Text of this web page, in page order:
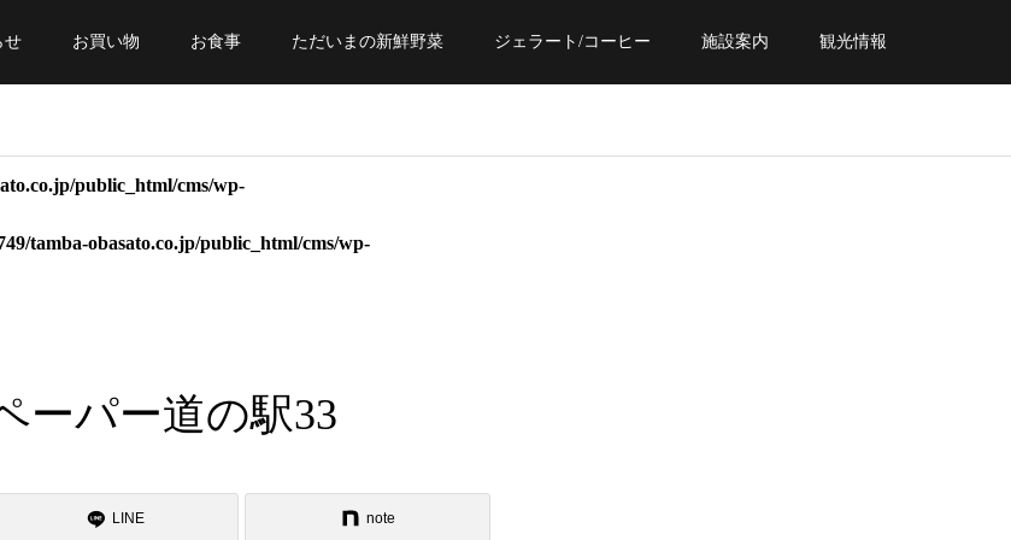
せ お買い物 お食事 ただいまの新鮮野菜 ジェラート/コーヒー 施設案内 観光情報
public_html/cms/wp-
tamba-obasato.co.jp/public_html/cms/wp-
ーパー道の駅33
LINE note